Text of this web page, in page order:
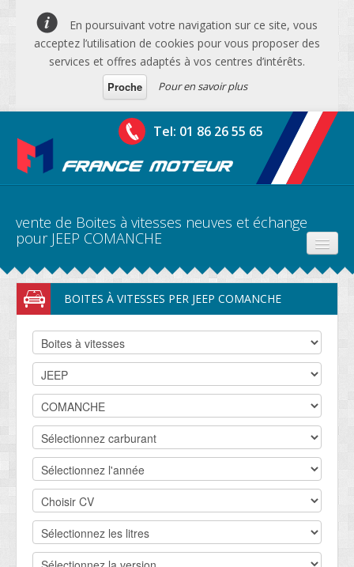
En poursuivant votre navigation sur ce site, vous
acceptez l’utilisation de cookies pour vous proposer des
services et offres adaptés à vos centres d’intérêts.
Proche
Pour en savoir plus
Tel: 01 86 26 55 65
vente de Boites à vitesses neuves et échange
pour JEEP COMANCHE
PRODUITS
DEVIS BV
CONTACT
SOCIETÉ
SERVICE CLIENTS
CONDITIONS
BOITES À VITESSES PER JEEP COMANCHE